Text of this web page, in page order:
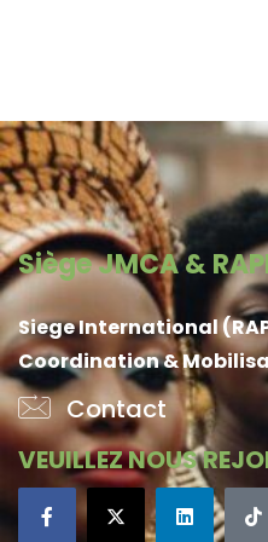
Siège JMCA &
Siege International
Coordination &
Contact
VEUILLEZ NOUS